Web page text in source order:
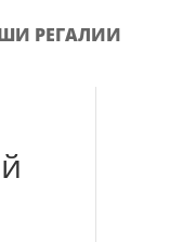
РЕГАЛИИ